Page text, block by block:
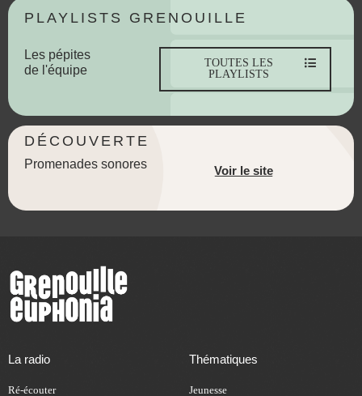
PLAYLISTS GRENOUILLE
Les pépites
de l'équipe
TOUTES LES
PLAYLISTS
DÉCOUVERTE
Promenades sonores Voir le site
La radio
Ré-écouter
Thématiques
Jeunesse